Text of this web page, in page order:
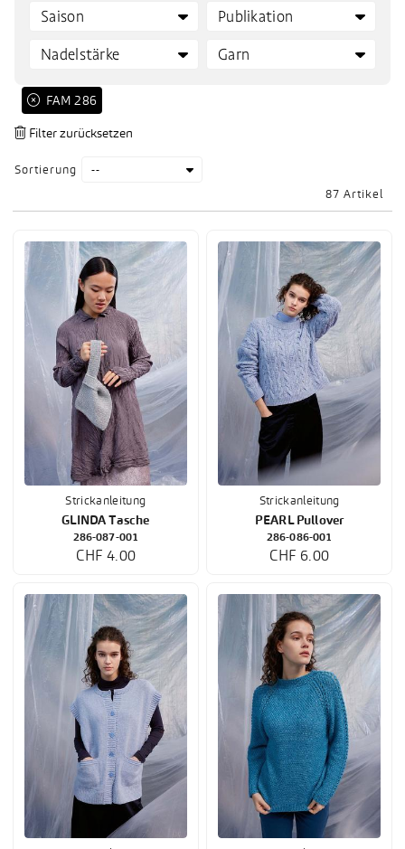
 FAM 286
Sortierung
87 Artikel
Strickanleitung
GLINDA Tasche
286-087-001
CHF 4.00
Strickanleitung
PEARL Pullover
286-086-001
CHF 6.00